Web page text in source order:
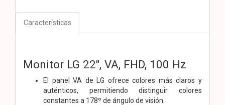
Características
Monitor LG 22", VA, FHD, 100 Hz
El panel VA de LG ofrece colores más claros y
auténticos, permitiendo distinguir colores
constantes a 178º de ángulo de visión.